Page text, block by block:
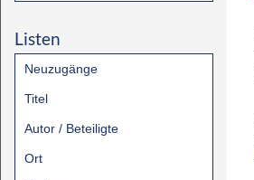
Listen
Neuzugänge
Titel
Autor / Beteiligte
Ort